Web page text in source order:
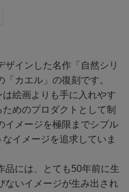
インした名作「自然シリ
カエル」の復刻です。
絵画よりも手に入れやす
めのプロダクトとして制
イメージを極限までシプル
イメージを追求していま
品には、とても50年前に生
ないイメージが生み出され